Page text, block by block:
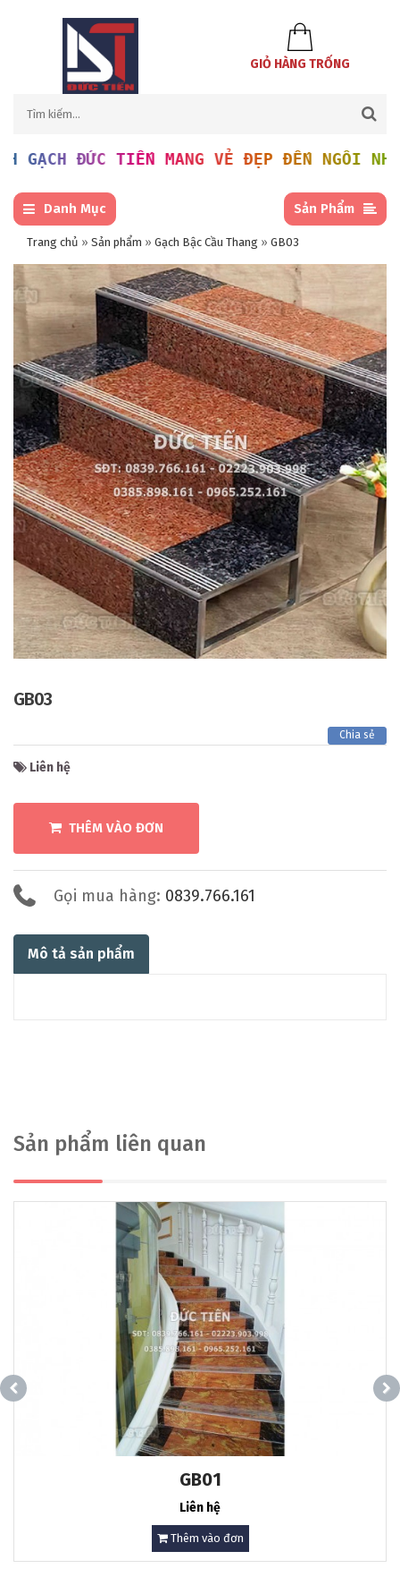
GIỎ HÀNG TRỐNG
ĐỨC TIẾN MANG VẺ ĐẸP ĐẾN NGÔI NHÀ BẠN
Danh Mục Sản Phẩm
Trang chủ » Sản phẩm » Gạch Bậc Cầu Thang » GB03
GB03
Chia sẻ
Liên hệ
THÊM VÀO ĐƠN
Gọi mua hàng: 0839.766.161
Mô tả sản phẩm
Sản phẩm liên quan
GB01
Liên hệ
Thêm vào đơn